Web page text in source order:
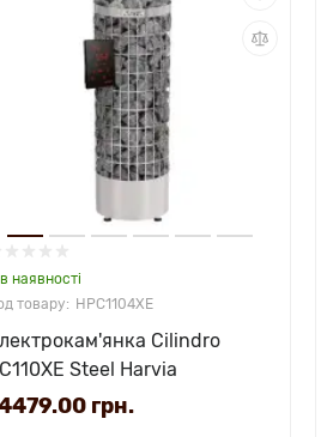
наявності
HPC1104XE
Cilindro
Steel Harvia
грн.